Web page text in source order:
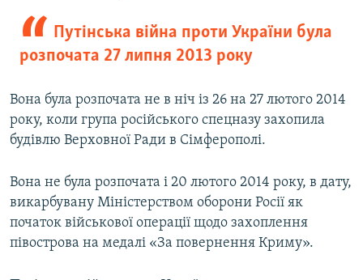
Путінська війна проти України була
розпочата 27 липня 2013 року
Вона була розпочата не в ніч із 26 на 27 лютого 2014
року, коли група російського спецназу захопила
будівлю Верховної Ради в Сімферополі.
Вона не була розпочата і 20 лютого 2014 року, в дату,
викарбувану Міністерством оборони Росії як
початок військової операції щодо захоплення
півострова на медалі «За повернення Криму».